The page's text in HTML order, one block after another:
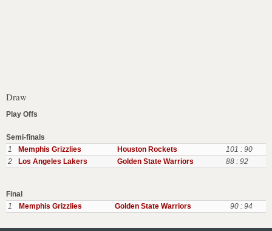
Draw
Play Offs
Semi-finals
1
Memphis Grizzlies Houston Rockets
101 : 90
2
Los Angeles Lakers Golden State Warriors 88 : 92
Final
1
Memphis Grizzlies Golden State Warriors 90 : 94